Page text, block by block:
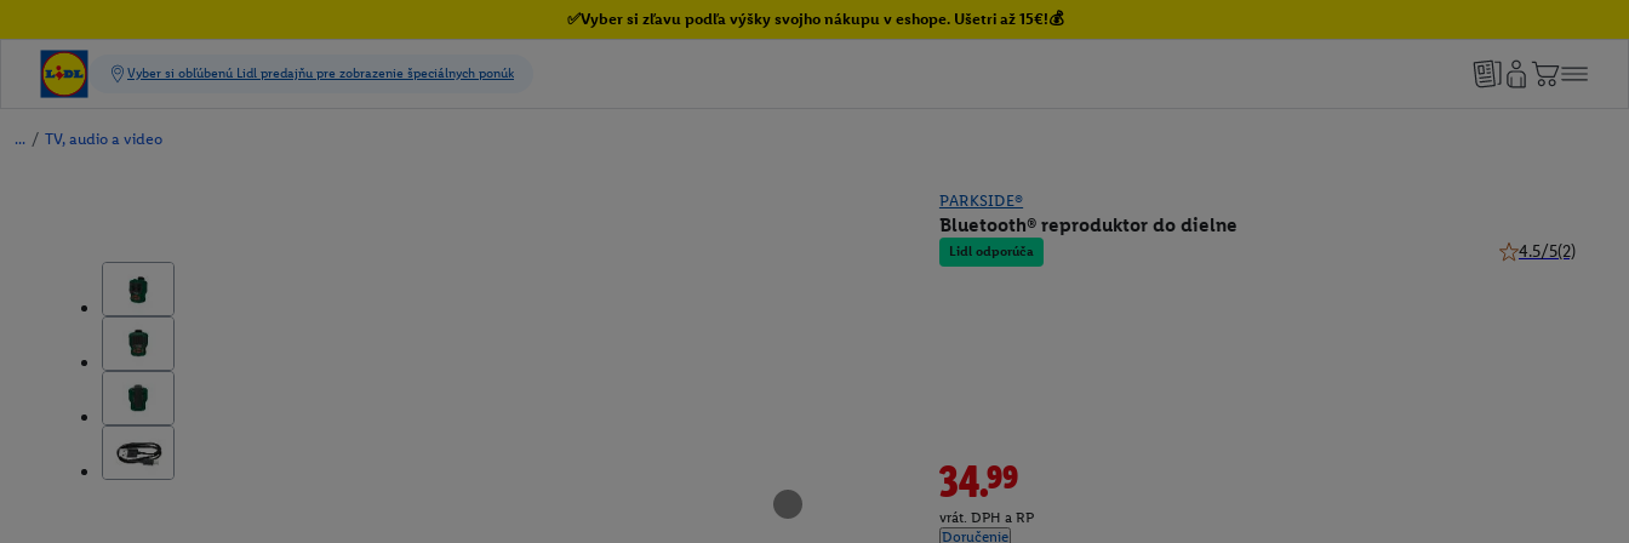
✅Vyber si zľavu podľa výšky svojho nákupu v eshope. Ušetri až 15€!💰
/ TV, audio a video
PARKSIDE®
Bluetooth® reproduktor do dielne
Lidl odporúča 4.5/5(2)
34.99
vrát. DPH a RP
Doručenie